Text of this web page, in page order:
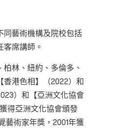
同藝術機構及院校包括
席講師。
林、紐約、多倫多、
香港色相】（2022）和
）和【亞洲文化協會
得亞洲文化協會頒發
藝術家年獎，2001年獲